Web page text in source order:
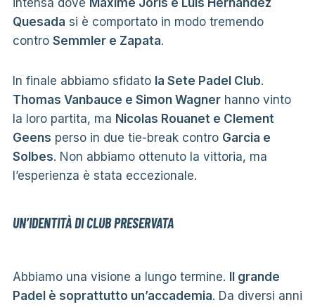
intensa dove Maxime Joris e Luis Hernández
Quesada si è comportato in modo tremendo
contro Semmler e Zapata.
In finale abbiamo sfidato la Sete Padel Club.
Thomas Vanbauce e Simon Wagnerhanno vinto
la loro partita, ma Nicolas Rouanet e Clement
Geens perso in due tie-break contro Garcia e
Solbes. Non abbiamo ottenuto la vittoria, ma
l’esperienza è stata eccezionale.
UN’IDENTITÀ DI CLUB PRESERVATA
Abbiamo una visione a lungo termine.
Il grande
Padel è soprattutto un’accademia. Da diversi anni